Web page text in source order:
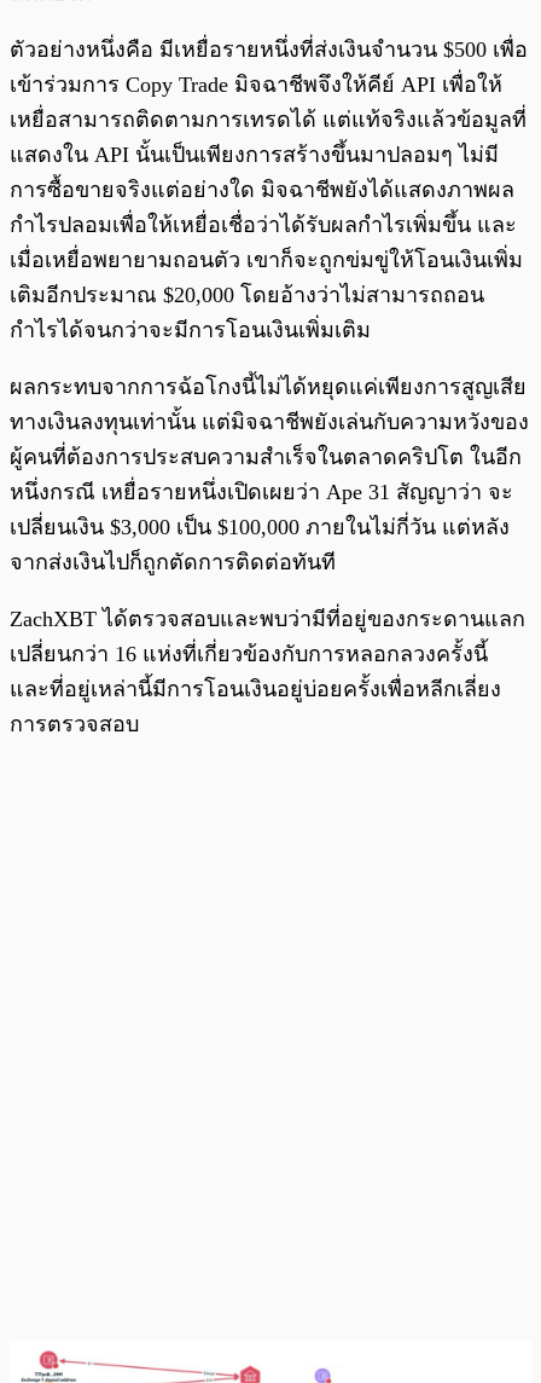
ตัวอย่างหนึ่งคือ มีเหยื่อรายหนึ่งที่ส่งเงินจำนวน $500 เพื่อ
เข้าร่วมการ Copy Trade มิจฉาชีพจึงให้คีย์ API เพื่อให้
เหยื่อสามารถติดตามการเทรดได้ แต่แท้จริงแล้วข้อมูลที่
แสดงใน API นั้นเป็นเพียงการสร้างขึ้นมาปลอมๆ ไม่มี
การซื้อขายจริงแต่อย่างใด มิจฉาชีพยังได้แสดงภาพผล
กำไรปลอมเพื่อให้เหยื่อเชื่อว่าได้รับผลกำไรเพิ่มขึ้น และ
เมื่อเหยื่อพยายามถอนตัว เขาก็จะถูกข่มขู่ให้โอนเงินเพิ่ม
เติมอีกประมาณ $20,000 โดยอ้างว่าไม่สามารถถอน
กำไรได้จนกว่าจะมีการโอนเงินเพิ่มเติม
ผลกระทบจากการฉ้อโกงนี้ไม่ได้หยุดแค่เพียงการสูญเสีย
ทางเงินลงทุนเท่านั้น แต่มิจฉาชีพยังเล่นกับความหวังของ
ผู้คนที่ต้องการประสบความสำเร็จในตลาดคริปโต ในอีก
หนึ่งกรณี เหยื่อรายหนึ่งเปิดเผยว่า Ape 31 สัญญาว่า จะ
เปลี่ยนเงิน $3,000 เป็น $100,000 ภายในไม่กี่วัน แต่หลัง
จากส่งเงินไปก็ถูกตัดการติดต่อทันที
ZachXBT ได้ตรวจสอบและพบว่ามีที่อยู่ของกระดานแลก
เปลี่ยนกว่า 16 แห่งที่เกี่ยวข้องกับการหลอกลวงครั้งนี้
และที่อยู่เหล่านี้มีการโอนเงินอยู่บ่อยครั้งเพื่อหลีกเลี่ยง
การตรวจสอบ